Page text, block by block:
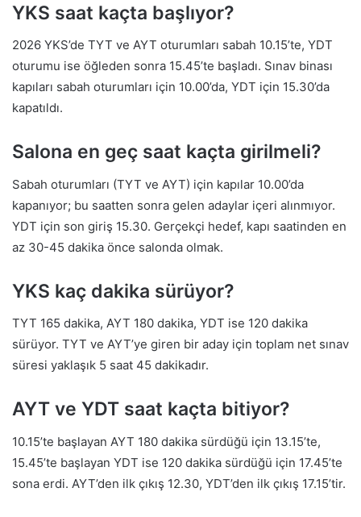
YKS saat kaçta başlıyor?
2026 YKS’de TYT ve AYT oturumları sabah 10.15’te, YDT
oturumu ise öğleden sonra 15.45’te başladı. Sınav binası
kapıları sabah oturumları için 10.00’da, YDT için 15.30’da
kapatıldı.
Salona en geç saat kaçta girilmeli?
Sabah oturumları (TYT ve AYT) için kapılar 10.00’da
kapanıyor; bu saatten sonra gelen adaylar içeri alınmıyor.
YDT için son giriş 15.30. Gerçekçi hedef, kapı saatinden en
az 30-45 dakika önce salonda olmak.
YKS kaç dakika sürüyor?
TYT 165 dakika, AYT 180 dakika, YDT ise 120 dakika
sürüyor. TYT ve AYT’ye giren bir aday için toplam net sınav
süresi yaklaşık 5 saat 45 dakikadır.
AYT ve YDT saat kaçta bitiyor?
10.15’te başlayan AYT 180 dakika sürdüğü için 13.15’te,
15.45’te başlayan YDT ise 120 dakika sürdüğü için 17.45’te
sona erdi. AYT’den ilk çıkış 12.30, YDT’den ilk çıkış 17.15’tir.